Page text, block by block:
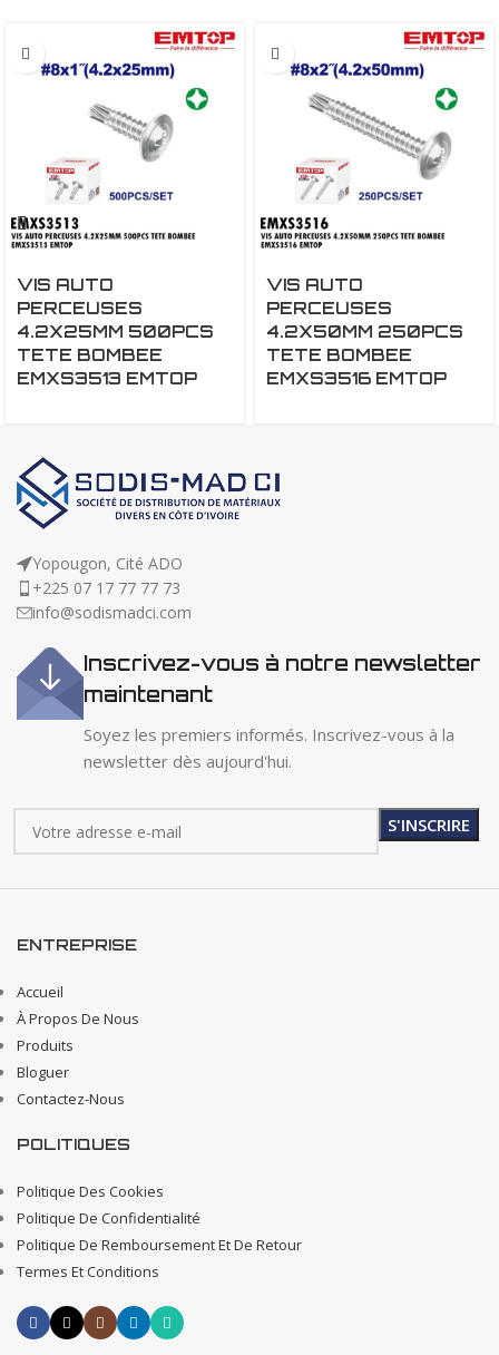
VIS AUTO
PERCEUSES
4.2X25MM 500PCS
TETE BOMBEE
EMXS3513 EMTOP
VIS AUTO
PERCEUSES
4.2X50MM 250PCS
TETE BOMBEE
EMXS3516 EMTOP
Yopougon, Cité ADO
+225 07 17 77 77 73
info@sodismadci.com
Inscrivez-vous à notre newsletter
maintenant
Soyez les premiers informés. Inscrivez-vous à la
newsletter dès aujourd'hui.
ENTREPRISE
Accueil
À Propos De Nous
Produits
Bloguer
Contactez-Nous
POLITIQUES
Politique Des Cookies
Politique De Confidentialité
Politique De Remboursement Et De Retour
Termes Et Conditions